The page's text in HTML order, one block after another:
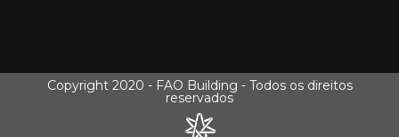
Copyright 2020 - FAO Building - Todos os direitos
reservados